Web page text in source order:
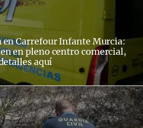
Carrefour Infante Murcia:
en pleno centro comercial,
aquí